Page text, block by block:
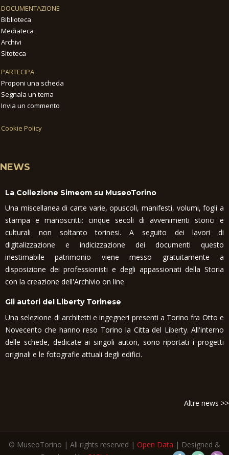
DOCUMENTAZIONE
Biblioteca
Mediateca
Archivi
Sitoteca
PARTECIPA
Proponi una scheda
Segnala un tema
Invia un commento
Cookie Policy
NEWS
La Collezione Simeom su MuseoTorino
Una miscellanea di carte varie, opuscoli, manifesti, volumi, fogli a
stampa e manoscritti: cinque secoli di avvenimenti storici e
culturali non soltanto torinesi. A seguito dei lavori di
digitalizzazione e indicizzazione dei documenti questo
inestimabile patrimonio viene messo gratuitamente a
disposizione dei professionisti e degli appassionati della Storia
con la creazione dell'Archivio on line.
Gli autori del Liberty Torinese
Una selezione di architetti e ingegneri presenti a Torino fra Otto e
Novecento che hanno reso Torino la Citta del Liberty. All'interno
delle schede, dedicate ai singoli autori, sono riportati i progetti
originali e le fotografie attuali degli edifici.
Altre news >>
© MuseoTorino | All rights reserved | Open Data | Designed &